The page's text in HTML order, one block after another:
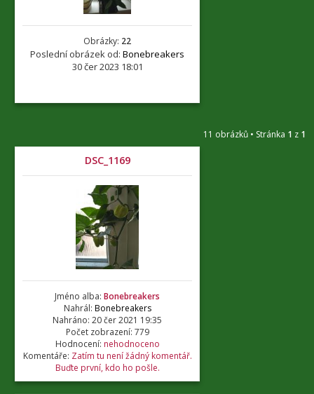
Obrázky: 22
Poslední obrázek od: Bonebreakers
30 čer 2023 18:01
11 obrázků • Stránka 1 z 1
DSC_1169
Jméno alba: Bonebreakers
Nahrál: Bonebreakers
Nahráno: 20 čer 2021 19:35
Počet zobrazení: 779
Hodnocení: nehodnoceno
Komentáře: Zatím tu není žádný komentář.
Buďte první, kdo ho pošle.